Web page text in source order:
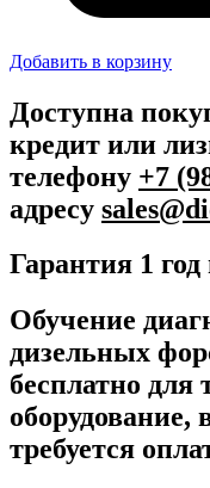
Добавить в корзину
Доступна
кредит или
телефону +7
адресу
Гарантия 1 год
Обучение
дизельных
бесплатно для
оборудование,
требуется